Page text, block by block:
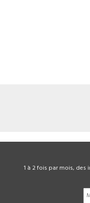
1 à 2 fois par mois,